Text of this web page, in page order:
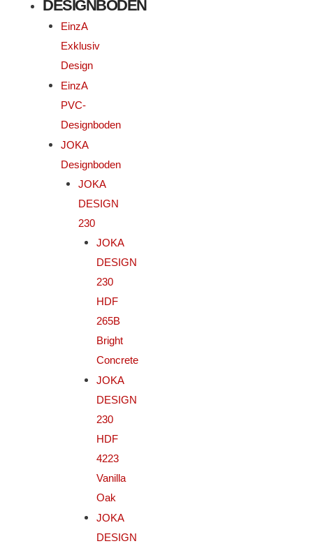
DESIGNBODEN
EinzA
Exklusiv
Design
EinzA
PVC-
Designboden
JOKA
Designboden
JOKA
DESIGN
230
JOKA
DESIGN
230
HDF
265B
Bright
Concrete
JOKA
DESIGN
230
HDF
4223
Vanilla
Oak
JOKA
DESIGN